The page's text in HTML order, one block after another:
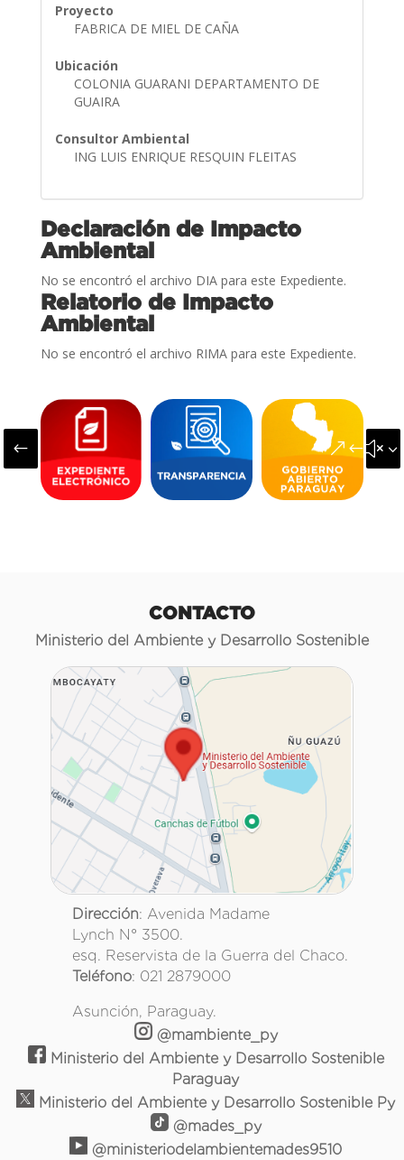
Proyecto
FABRICA DE MIEL DE CAÑA
Ubicación
COLONIA GUARANI DEPARTAMENTO DE
GUAIRA
Consultor Ambiental
ING LUIS ENRIQUE RESQUIN FLEITAS
Declaración de Impacto
Ambiental
No se encontró el archivo DIA para este Expediente.
Relatorio de Impacto
Ambiental
No se encontró el archivo RIMA para este Expediente.
#
CONTACTO
Ministerio del Ambiente y Desarrollo Sostenible
Dirección: Avenida Madame
Lynch N° 3500.
esq. Reservista de la Guerra del Chaco.
Teléfono: 021 2879000
Asunción, Paraguay.
@mambiente_py
Ministerio del Ambiente y Desarrollo Sostenible
Paraguay
Ministerio del Ambiente y Desarrollo Sostenible Py
@mades_py
@ministeriodelambientemades9510